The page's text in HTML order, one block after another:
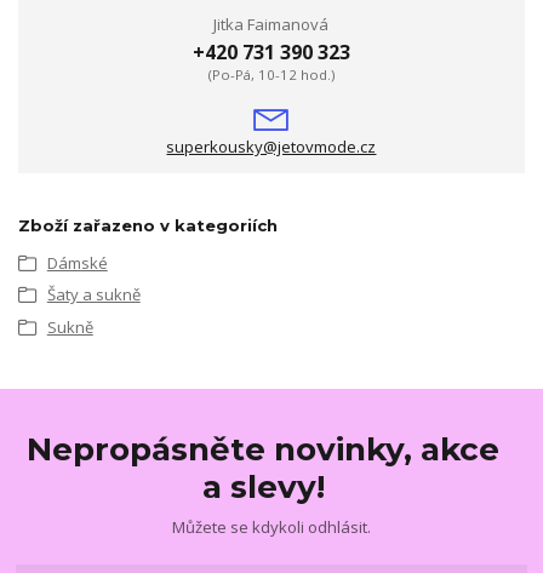
Jitka Faimanová
+420 731 390 323
(Po-Pá, 10-12 hod.)
superkousky@jetovmode.cz
Zboží zařazeno v kategoriích
Dámské
Šaty a sukně
Sukně
Nepropásněte novinky, akce
a slevy!
Můžete se kdykoli odhlásit.